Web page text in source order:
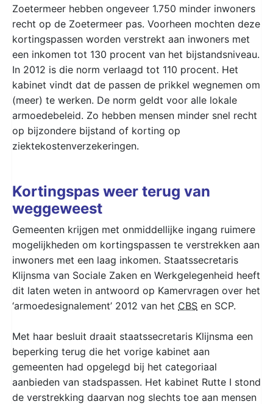
Zoetermeer hebben ongeveer 1.750 minder inwoners
recht op de Zoetermeer pas. Voorheen mochten deze
kortingspassen worden verstrekt aan inwoners met
een inkomen tot 130 procent van het bijstandsniveau.
In 2012 is die norm verlaagd tot 110 procent. Het
kabinet vindt dat de passen de prikkel wegnemen om
(meer) te werken. De norm geldt voor alle lokale
armoedebeleid. Zo hebben mensen minder snel recht
op bijzondere bijstand of korting op
ziektekostenverzekeringen.
Kortingspas weer terug van
weggeweest
Gemeenten krijgen met onmiddellijke ingang ruimere
mogelijkheden om kortingspassen te verstrekken aan
inwoners met een laag inkomen. Staatssecretaris
Klijnsma van Sociale Zaken en Werkgelegenheid heeft
dit laten weten in antwoord op Kamervragen over het
‘armoedesignalement’ 2012 van het CBS en SCP.
Met haar besluit draait staatssecretaris Klijnsma een
beperking terug die het vorige kabinet aan
gemeenten had opgelegd bij het categoriaal
aanbieden van stadspassen. Het kabinet Rutte I stond
de verstrekking daarvan nog slechts toe aan mensen